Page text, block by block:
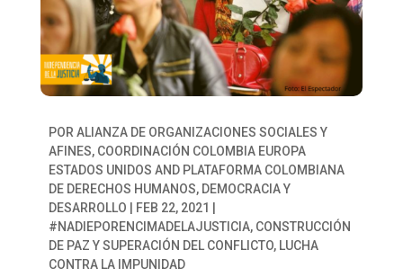
POR ALIANZA DE ORGANIZACIONES SOCIALES Y
AFINES, COORDINACIÓN COLOMBIA EUROPA
ESTADOS UNIDOS AND PLATAFORMA COLOMBIANA
DE DERECHOS HUMANOS, DEMOCRACIA Y
DESARROLLO
FEB 22, 2021
#NADIEPORENCIMADELAJUSTICIA, CONSTRUCCIÓN
DE PAZ Y SUPERACIÓN DEL CONFLICTO, LUCHA
CONTRA LA IMPUNIDAD